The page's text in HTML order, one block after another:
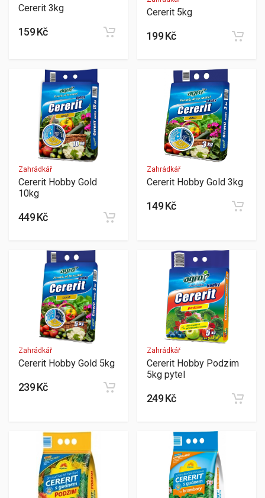
Cererit 3kg
159 Kč
Cererit 5kg
199 Kč
Zahrádkář
Cererit Hobby Gold
10kg
449 Kč
Zahrádkář
Cererit Hobby Gold 3kg
149 Kč
Zahrádkář
Cererit Hobby Gold 5kg
239 Kč
Zahrádkář
Cererit Hobby Podzim
5kg pytel
249 Kč